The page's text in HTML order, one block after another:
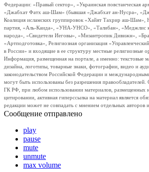
Федерации: «Правый сектор», «Украинская повстанческая
«Джабхат Фатх аш-Шам» (бывшая «Джабхат ан-Нусра»,
Коалиция исламских группировок «Хайят Тахрир аш-Шам»,
партия, «Аль-Каида», «УНА-УНСО», «Талибан», «Меджлис
народа», «Свидетели Иеговы», «Мизантропик Дивижн»,
«Артподготовка», Религиозная организация
в России» и входящие в ее структуру местные религиозные
Информация, размещенная на портале, а именно: текстовые
дизайна, логотипы, товарные знаки, фотографии, видео и
законодательством Российской Федерации и
могут быть использованы без разрешения правообладателей.
ГК РФ, при любом использовании материалов, размещенных
цитировании, активная гиперссылка на материал является
редакции может не совпадать с мнением отдельных авторов
Сообщение отправлено
play
pause
mute
unmute
max volume